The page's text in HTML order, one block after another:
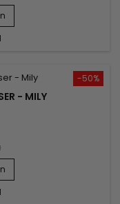
-50%
- MILY